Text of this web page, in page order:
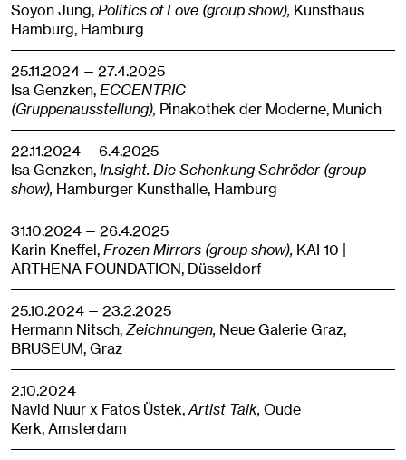
Soyon Jung,Politics of Love (group show), Kunsthaus
Hamburg, Hamburg
25.11.2024 — 27.4.2025
Isa Genzken,ECCENTRIC
(Gruppenausstellung), Pinakothek der Moderne, Munich
22.11.2024 — 6.4.2025
Isa Genzken,In.sight. Die Schenkung Schröder (group
show), Hamburger Kunsthalle, Hamburg
31.10.2024 — 26.4.2025
Karin Kneffel,Frozen Mirrors (group show), KAI 10 |
ARTHENA FOUNDATION, Düsseldorf
25.10.2024 — 23.2.2025
Hermann Nitsch,Zeichnungen, Neue Galerie Graz,
BRUSEUM,Graz
2.10.2024
Navid Nuur x Fatos Üstek,Artist Talk, Oude
Kerk,Amsterdam